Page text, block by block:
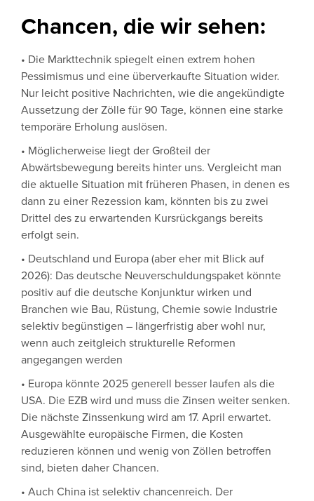
Chancen, die wir sehen:
• Die Markttechnik spiegelt einen extrem hohen
Pessimismus und eine überverkaufte Situation wider.
Nur leicht positive Nachrichten, wie die angekündigte
Aussetzung der Zölle für 90 Tage, können eine starke
temporäre Erholung auslösen.
• Möglicherweise liegt der Großteil der
Abwärtsbewegung bereits hinter uns. Vergleicht man
die aktuelle Situation mit früheren Phasen, in denen es
dann zu einer Rezession kam, könnten bis zu zwei
Drittel des zu erwartenden Kursrückgangs bereits
erfolgt sein.
• Deutschland und Europa (aber eher mit Blick auf
2026): Das deutsche Neuverschuldungspaket könnte
positiv auf die deutsche Konjunktur wirken und
Branchen wie Bau, Rüstung, Chemie sowie Industrie
selektiv begünstigen – längerfristig aber wohl nur,
wenn auch zeitgleich strukturelle Reformen
angegangen werden
• Europa könnte 2025 generell besser laufen als die
USA. Die EZB wird und muss die Zinsen weiter senken.
Die nächste Zinssenkung wird am 17. April erwartet.
Ausgewählte europäische Firmen, die Kosten
reduzieren können und wenig von Zöllen betroffen
sind, bieten daher Chancen.
• Auch China ist selektiv chancenreich. Der